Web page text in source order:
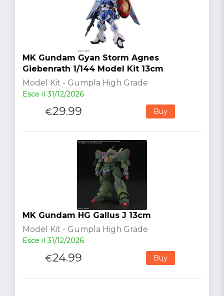
MK Gundam Gyan Storm Agnes
Giebenrath 1/144 Model Kit 13cm
Model Kit - Gumpla High Grade
Esce il 31/12/2026
€29.99 Buy
MK Gundam HG Gallus J 13cm
Model Kit - Gumpla High Grade
Esce il 31/12/2026
€24.99 Buy